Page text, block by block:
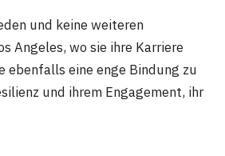
und keine weiteren
Angeles, wo sie ihre Karriere
eine enge Bindung zu
und ihrem Engagement, ihr